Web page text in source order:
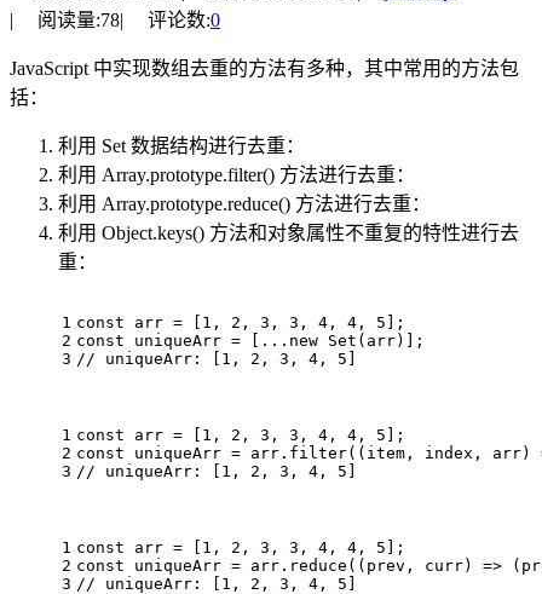
|
阅读量:78| 评论数:0
JavaScript 中实现数组去重的方法有多种，其中常用的方法包
括：
利用 Set 数据结构进行去重：
利用 Array.prototype.filter() 方法进行去重：
利用 Array.prototype.reduce() 方法进行去重：
利用 Object.keys() 方法和对象属性不重复的特性进行去
重：
1
2
3
const arr = [ 1 , 2 , 3 , 3 , 4 , 4 , 5 ];
const uniqueArr = [... new Set (arr)];
// uniqueArr: [1, 2, 3, 4, 5]
1
2
3
const arr = [ 1 , 2 , 3 , 3 , 4 , 4 , 5 ];
const uniqueArr = arr. filter( ( item, index, arr)
// uniqueArr: [1, 2, 3, 4, 5]
1
2
3
const arr = [ 1 , 2 , 3 , 3 , 4 , 4 , 5 ];
const uniqueArr = arr. reduce ( ( prev, curr) =>
// uniqueArr: [1, 2, 3, 4, 5]